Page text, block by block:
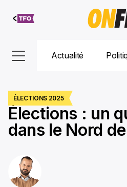
Aller au
contenu
Actualité
ÉLECTIONS 2025
Élections : un
dans le Nord